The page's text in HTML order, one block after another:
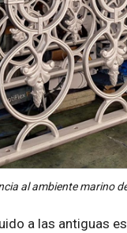
al ambiente marino
a las antiguas